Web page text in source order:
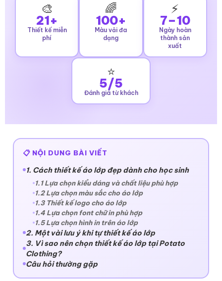
🎨
21+
Thiết kế miễn
phí
🌈
100+
Màu vải đa
dạng
⚡
7–10
Ngày hoàn
thành sản
xuất
⭐
5/5
Đánh giá từ khách
📋 NỘI DUNG BÀI VIẾT
1. Cách thiết kế áo lớp đẹp dành cho học sinh
1.1 Lựa chọn kiểu dáng và chất liệu phù hợp
1.2 Lựa chọn màu sắc cho áo lớp
1.3 Thiết kế logo cho áo lớp
1.4 Lựa chọn font chữ in phù hợp
1.5 Lựa chọn hình in trên áo lớp
2. Một vài lưu ý khi tự thiết kế áo lớp
3. Vì sao nên chọn thiết kế áo lớp tại Potato
Clothing?
Câu hỏi thường gặp